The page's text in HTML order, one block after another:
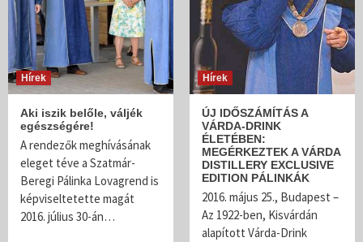
Hírek
Aki iszik belőle, váljék
egészségére!
A rendezők meghívásának
eleget téve a Szatmár-
Beregi Pálinka Lovagrend is
képviseltetette magát
2016. július 30-án…
Hírek
ÚJ IDŐSZÁMÍTÁS A
VÁRDA-DRINK
ÉLETÉBEN:
MEGÉRKEZTEK A VÁRDA
DISTILLERY EXCLUSIVE
EDITION PÁLINKÁK
2016. május 25., Budapest –
Az 1922-ben, Kisvárdán
alapított Várda-Drink